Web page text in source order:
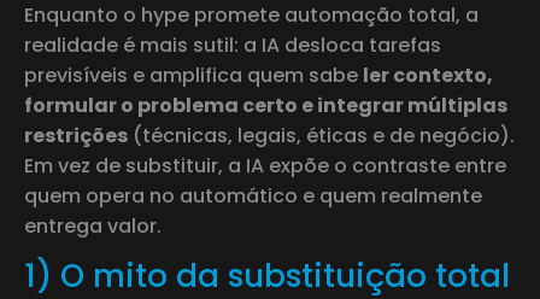
Enquanto o hype promete automação total, a
realidade é mais sutil: a IA desloca tarefas
previsíveis e amplifica quem sabe ler contexto,
formular o problema certo e integrar múltiplas
restrições (técnicas, legais, éticas e de negócio).
Em vez de substituir, a IA expõe o contraste entre
quem opera no automático e quem realmente
entrega valor.
1) O mito da substituição total